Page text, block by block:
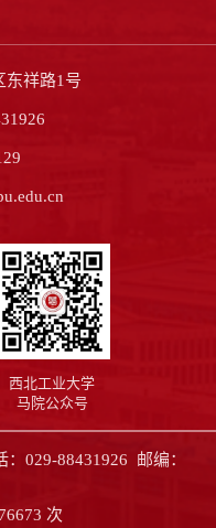
东祥路1号
西北工业大学
马院公众号
029-88431926 邮编：
次